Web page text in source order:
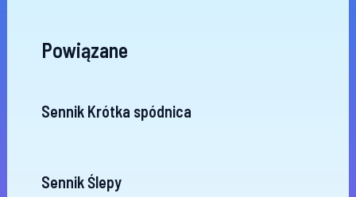
Powiązane
Sennik Krótka spódnica
Sennik Ślepy